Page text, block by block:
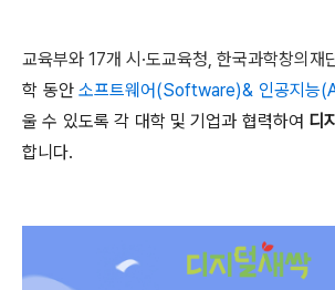
교육부와 17개 시·도교육청, 한국과학창의재
학 동안소프트웨어(Software)& 인공지능
울 수 있도록 각 대학 및 기업과 협력하여 디
합니다.